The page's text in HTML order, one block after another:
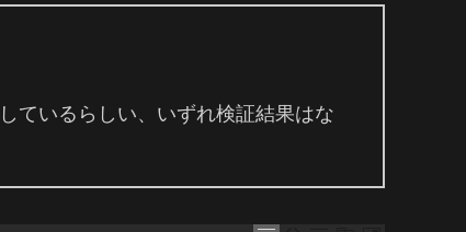
ているらしい、いずれ検証結果はな